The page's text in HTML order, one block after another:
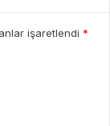
işaretlendi *